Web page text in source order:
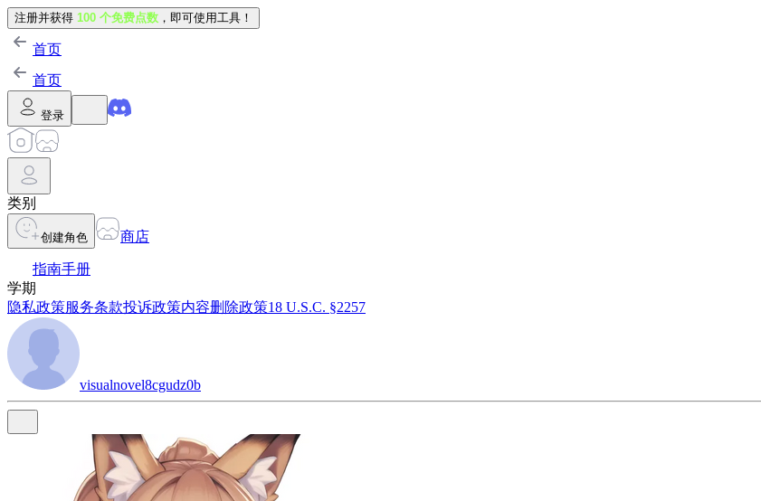
注册并获得 100 个免费点数 ，即可使用工具！
首页
首页
登录
类别
创建角色 商店
指南手册
学期
隐私政策服务条款投诉政策内容删除政策18 U.S.C. §2257
visualnovel8cgudz0b